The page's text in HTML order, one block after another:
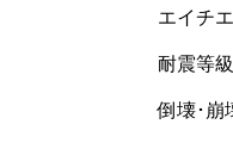
エイチ
耐震等
倒壊･崩